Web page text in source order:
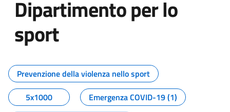
Dipartimento per lo
sport
Tutti i contenuti della pagina
Prevenzione della violenza nello sport
5x1000
Emergenza COVID-19 (1)